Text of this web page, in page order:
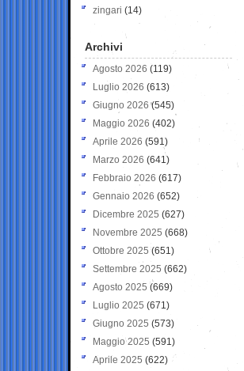
zingari (14)
Archivi
Agosto 2026 (119)
Luglio 2026 (613)
Giugno 2026 (545)
Maggio 2026 (402)
Aprile 2026 (591)
Marzo 2026 (641)
Febbraio 2026 (617)
Gennaio 2026 (652)
Dicembre 2025 (627)
Novembre 2025 (668)
Ottobre 2025 (651)
Settembre 2025 (662)
Agosto 2025 (669)
Luglio 2025 (671)
Giugno 2025 (573)
Maggio 2025 (591)
Aprile 2025 (622)